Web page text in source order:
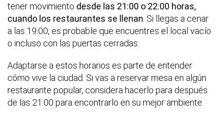
tener movimiento desde las 21:00 o 22:00 horas,
cuando los restaurantes se llenan. Si llegas a cenar
a las 19:00, es probable que encuentres el local vacío
o incluso con las puertas cerradas.
Adaptarse a estos horarios es parte de entender
cómo vive la ciudad. Si vas a reservar mesa en algún
restaurante popular, considera hacerlo para después
de las 21:00 para encontrarlo en su mejor ambiente.